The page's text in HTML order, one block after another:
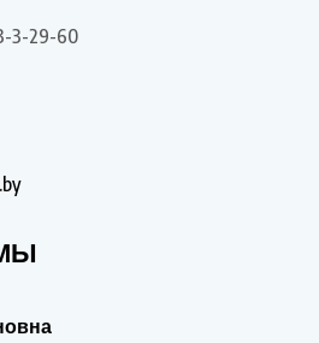
3-29-60